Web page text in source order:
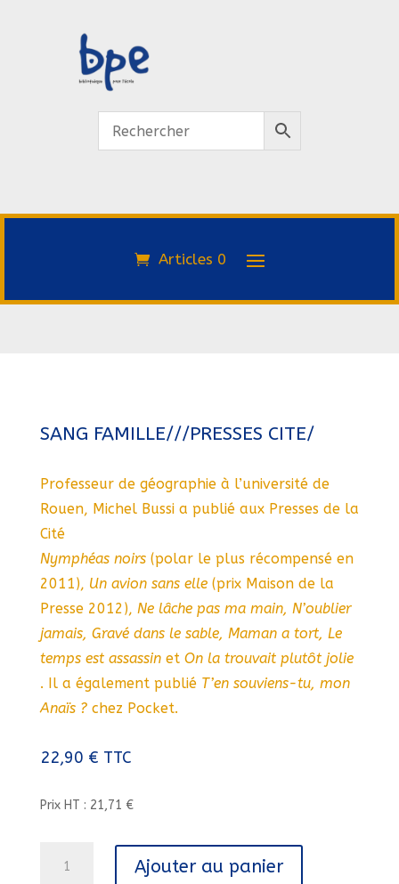
Articles 0
SANG FAMILLE///PRESSES CITE/
Professeur de géographie à l’université de
Rouen, Michel Bussi a publié aux Presses de la
Cité
Nymphéas noirs (polar le plus récompensé en
2011), Un avion sans elle (prix Maison de la
Presse 2012), Ne lâche pas ma main, N’oublier
jamais, Gravé dans le sable, Maman a tort, Le
temps est assassinet On la trouvait plutôt jolie
. Il a également publié T’en souviens-tu, mon
Anaïs ?chez Pocket.
22,90 € TTC
Prix HT : 21,71 €
Ajouter au panier